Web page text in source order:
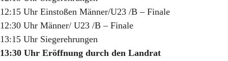
12:15 Uhr Einstoßen Männer/U23 /B – Finale
12:30 Uhr Männer/ U23 /B – Finale
13:15 Uhr Siegerehrungen
13:30 Uhr Eröffnung durch den Landrat